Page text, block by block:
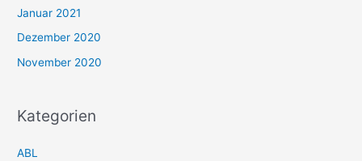
Januar 2021
Dezember 2020
November 2020
Kategorien
ABL